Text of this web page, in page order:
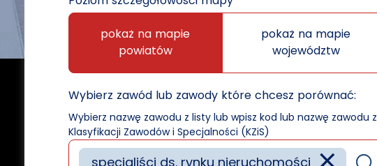
pokaż na mapie
powiatów
pokaż na mapie
województw
Wybierz zawód lub zawody które chcesz porównać:
Wybierz nazwę zawodu z listy lub wpisz kod lub nazwę zawodu z
Klasyfikacji Zawodów i Specjalności (KZiS)
specjaliści ds. rynku nieruchomości